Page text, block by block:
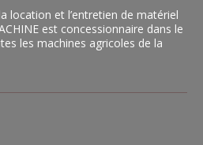
location et l’entretien de matériel
est concessionnaire dans le
les machines agricoles de la